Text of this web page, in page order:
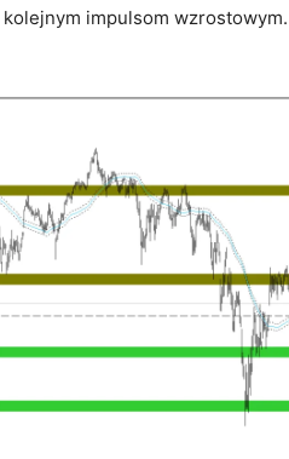
kolejnym impulsom